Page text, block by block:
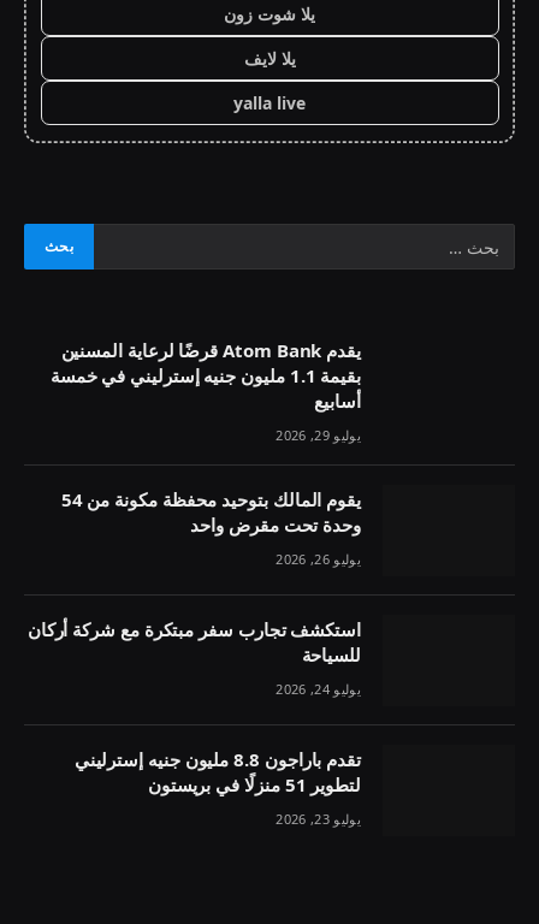
يلا شوت زون
يلا لايف
yalla live
يقدم Atom Bank قرضًا لرعاية المسنين
بقيمة 1.1 مليون جنيه إسترليني في خمسة
أسابيع
يوليو 29, 2026
يقوم المالك بتوحيد محفظة مكونة من 54
وحدة تحت مقرض واحد
يوليو 26, 2026
استكشف تجارب سفر مبتكرة مع شركة أركان
للسياحة
يوليو 24, 2026
تقدم باراجون 8.8 مليون جنيه إسترليني
لتطوير 51 منزلًا في بريستون
يوليو 23, 2026